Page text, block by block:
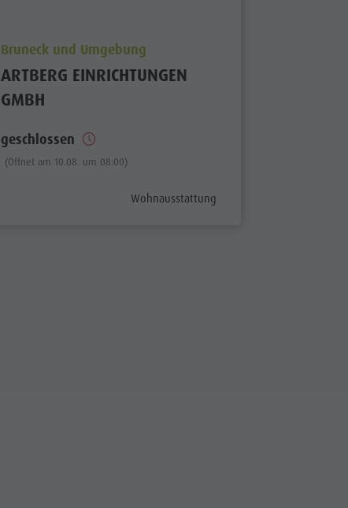
aria.poi_location_prefix
Bruneck und Umgebung
ARTBERG EINRICHTUNGEN
GMBH
geschlossen
(Öffnet am 10.08. um 08:00)
aria.poi_category_prefix
Wohnausstattung